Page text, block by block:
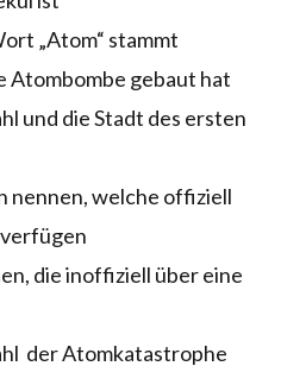
„Atom“ stammt
Atombombe gebaut hat
und die Stadt des ersten
nennen, welche offiziell
die inoffiziell über eine
der Atomkatastrophe